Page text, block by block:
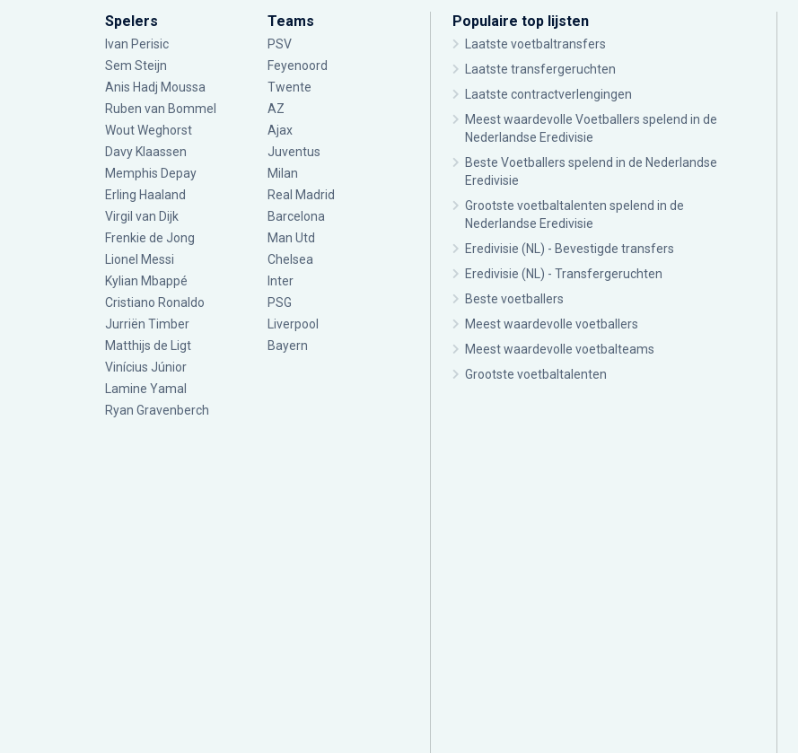
Spelers
Ivan Perisic
Sem Steijn
Anis Hadj Moussa
Ruben van Bommel
Wout Weghorst
Davy Klaassen
Memphis Depay
Erling Haaland
Virgil van Dijk
Frenkie de Jong
Lionel Messi
Kylian Mbappé
Cristiano Ronaldo
Jurriën Timber
Matthijs de Ligt
Vinícius Júnior
Lamine Yamal
Ryan Gravenberch
Teams
PSV
Feyenoord
Twente
AZ
Ajax
Juventus
Milan
Real Madrid
Barcelona
Man Utd
Chelsea
Inter
PSG
Liverpool
Bayern
Populaire top lijsten
Laatste voetbaltransfers
Laatste transfergeruchten
Laatste contractverlengingen
Meest waardevolle Voetballers spelend in de
Nederlandse Eredivisie
Beste Voetballers spelend in de Nederlandse
Eredivisie
Grootste voetbaltalenten spelend in de
Nederlandse Eredivisie
Eredivisie (NL) - Bevestigde transfers
Eredivisie (NL) - Transfergeruchten
Beste voetballers
Meest waardevolle voetballers
Meest waardevolle voetbalteams
Grootste voetbaltalenten